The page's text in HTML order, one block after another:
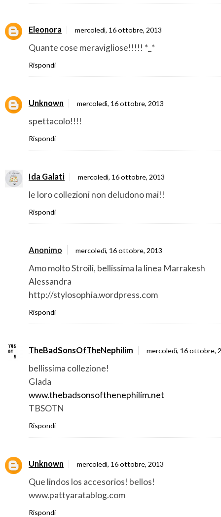
Eleonora mercoledì, 16 ottobre, 2013
Quante cose meravigliose!!!!! *_*
Rispondi
Unknown mercoledì, 16 ottobre, 2013
spettacolo!!!!
Rispondi
Ida Galati mercoledì, 16 ottobre, 2013
le loro collezioni non deludono mai!!
Rispondi
Anonimo mercoledì, 16 ottobre, 2013
Amo molto Stroili, bellissima la linea Marrakesh
Alessandra
http://stylosophia.wordpress.com
Rispondi
TheBadSonsOfTheNephilim mercoledì, 16 ottobre,
bellissima collezione!
GIada
www.thebadsonsofthenephilim.net
TBSOTN
Rispondi
Unknown mercoledì, 16 ottobre, 2013
Que lindos los accesorios! bellos!
www.pattyaratablog.com
Rispondi